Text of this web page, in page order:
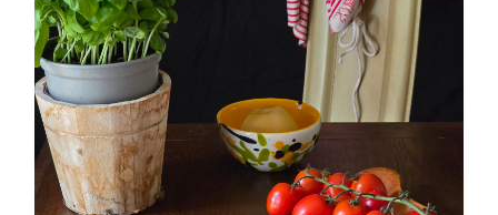
PETTI DI POLLO ALLA PIZZAIOLA